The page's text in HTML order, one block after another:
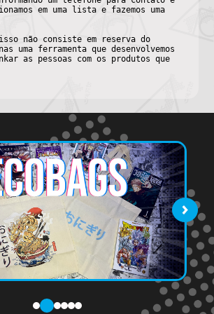
em uma lista e fazemos uma
isso não consiste em reserva do
uma ferramenta que desenvolvemos
as pessoas com os produtos que
›